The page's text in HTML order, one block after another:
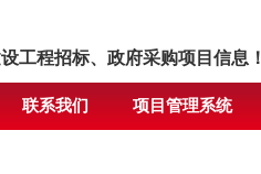
工程招标、政府采购项目信息！
联系我们 项目管理系统